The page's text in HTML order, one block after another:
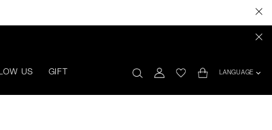
US GIFT LANGUAGE